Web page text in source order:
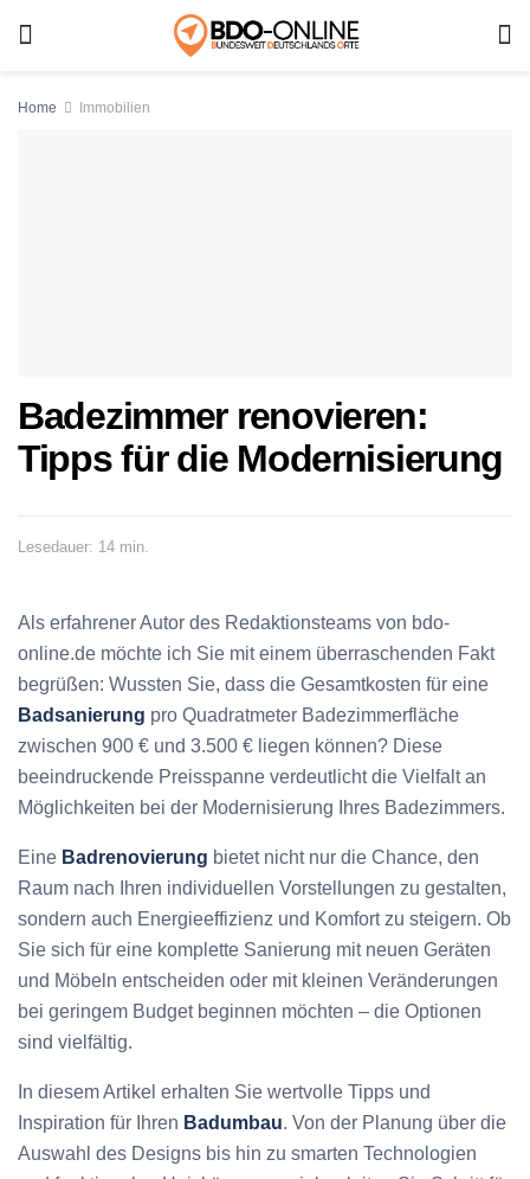
Home Immobilien
Badezimmer renovieren:
Tipps für die Modernisierung
Lesedauer: 14 min.
Als erfahrener Autor des Redaktionsteams von bdo-
online.de möchte ich Sie mit einem überraschenden Fakt
begrüßen: Wussten Sie, dass die Gesamtkosten für eine
Badsanierung pro Quadratmeter Badezimmerfläche
zwischen 900 € und 3.500 € liegen können? Diese
beeindruckende Preisspanne verdeutlicht die Vielfalt an
Möglichkeiten bei der Modernisierung Ihres Badezimmers.
Eine Badrenovierung bietet nicht nur die Chance, den
Raum nach Ihren individuellen Vorstellungen zu gestalten,
sondern auch Energieeffizienz und Komfort zu steigern. Ob
Sie sich für eine komplette Sanierung mit neuen Geräten
und Möbeln entscheiden oder mit kleinen Veränderungen
bei geringem Budget beginnen möchten – die Optionen
sind vielfältig.
In diesem Artikel erhalten Sie wertvolle Tipps und
Inspiration für Ihren Badumbau. Von der Planung über die
Auswahl des Designs bis hin zu smarten Technologien